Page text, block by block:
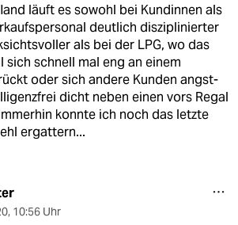
läuft es sowohl bei Kundinnen als
deutlich disziplinierter
als bei der LPG, wo das
sich schnell mal eng an einem
oder sich andere Kunden angst-
dicht neben einen vors Regal
konnte ich noch das letzte
ergattern...
, 10:56 Uhr